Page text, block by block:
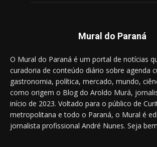
Mural do Paraná
O Mural do Paraná é um portal de notícias
curadoria de conteúdo diário sobre agenda
gastronomia, política, mercado, mundo,
como origem o Blog do Aroldo Murá,
início de 2023. Voltado para o público de
metropolitana e todo o Paraná, o Mural é
jornalista profissional André Nunes. Seja